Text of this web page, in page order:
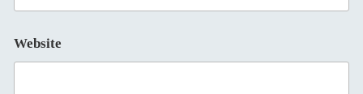
Website